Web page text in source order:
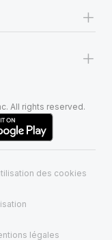
+
+
All rights reserved.
des cookies
légales